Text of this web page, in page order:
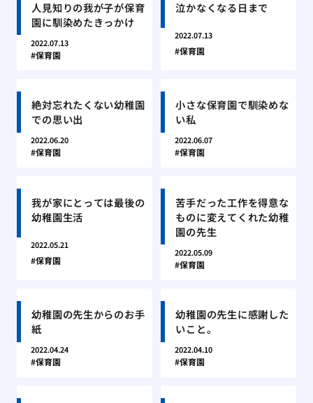
人見知りの我が子が保育
園に馴染めたきっかけ
2022.07.13
保育園
泣かなくなる日まで
2022.07.13
保育園
絶対忘れたくない幼稚園
での思い出
2022.06.20
保育園
小さな保育園で馴染めな
い私
2022.06.07
保育園
我が家にとっては最後の
幼稚園生活
2022.05.21
保育園
苦手だった工作を得意な
ものに変えてくれた幼稚
園の先生
2022.05.09
保育園
幼稚園の先生からのお手
紙
2022.04.24
保育園
幼稚園の先生に感謝した
いこと。
2022.04.10
保育園